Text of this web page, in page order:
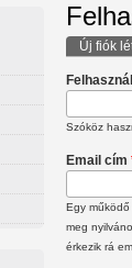
Új fiók
Szóköz
Email cím
Egy
meg
érkezik rá